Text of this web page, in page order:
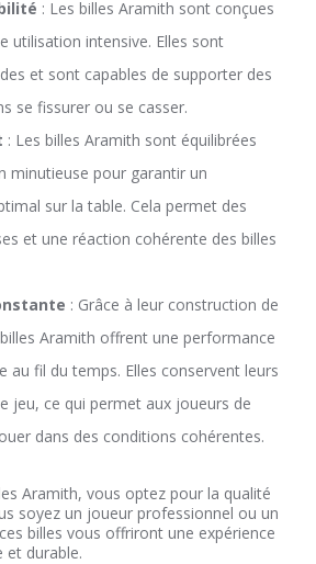
: Les billes Aramith sont conçues
utilisation intensive. Elles sont
et sont capables de supporter des
se fissurer ou se casser.
: Les billes Aramith sont équilibrées
minutieuse pour garantir un
sur la table. Cela permet des
et une réaction cohérente des billes
: Grâce à leur construction de
Aramith offrent une performance
au fil du temps. Elles conservent leurs
jeu, ce qui permet aux joueurs de
dans des conditions cohérentes.
Aramith, vous optez pour la qualité
soyez un joueur professionnel ou un
billes vous offriront une expérience
et durable.